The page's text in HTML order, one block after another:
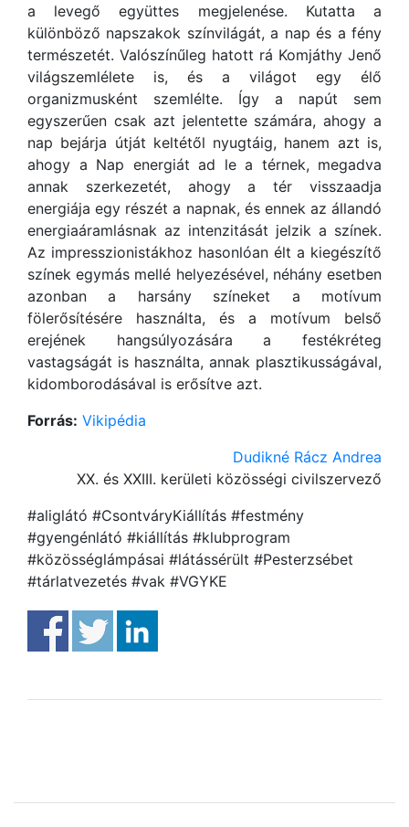
a levegő együttes megjelenése. Kutatta a
különböző napszakok színvilágát, a nap és a fény
természetét. Valószínűleg hatott rá Komjáthy Jenő
világszemlélete is, és a világot egy élő
organizmusként szemlélte. Így a napút sem
egyszerűen csak azt jelentette számára, ahogy a
nap bejárja útját keltétől nyugtáig, hanem azt is,
ahogy a Nap energiát ad le a térnek, megadva
annak szerkezetét, ahogy a tér visszaadja
energiája egy részét a napnak, és ennek az állandó
energiaáramlásnak az intenzitását jelzik a színek.
Az impresszionistákhoz hasonlóan élt a kiegészítő
színek egymás mellé helyezésével, néhány esetben
azonban a harsány színeket a motívum
fölerősítésére használta, és a motívum belső
erejének hangsúlyozására a festékréteg
vastagságát is használta, annak plasztikusságával,
kidomborodásával is erősítve azt.
Forrás: Vikipédia
Dudikné Rácz Andrea
XX. és XXIII. kerületi közösségi civilszervező
#aliglátó #CsontváryKiállítás #festmény
#gyengénlátó #kiállítás #klubprogram
#közösséglámpásai #látássérült #Pesterzsébet
#tárlatvezetés #vak #VGYKE